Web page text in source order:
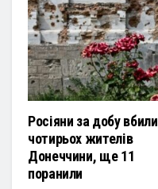
Росіяни за добу вбили
чотирьох жителів
Донеччини, ще 11
поранили